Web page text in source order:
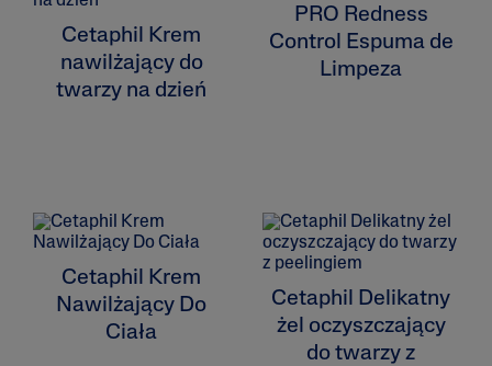
Moisturizers
Cleansers
Product Lines
Cetaphil Krem
nawilżający do
twarzy na dzień
PRO Redness
Control Espuma de
Limpeza
Cetaphil Krem
Nawilżający Do
Ciała
Cetaphil Delikatny
żel oczyszczający
do twarzy z